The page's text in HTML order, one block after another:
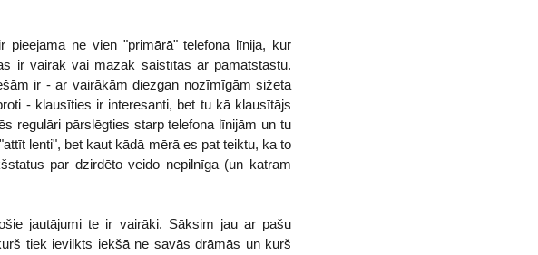
ne vien "primārā" telefona līnija, kur
ir vairāk vai mazāk saistītas ar pamatstāstu.
ir - ar vairākām diezgan nozīmīgām sižeta
- klausīties ir interesanti, bet tu kā klausītājs
regulāri pārslēgties starp telefona līnijām un tu
lenti", bet kaut kādā mērā es pat teiktu, ka to
par dzirdēto veido nepilnīga (un katram
jautājumi te ir vairāki. Sāksim jau ar pašu
tiek ievilkts iekšā ne savās drāmās un kurš